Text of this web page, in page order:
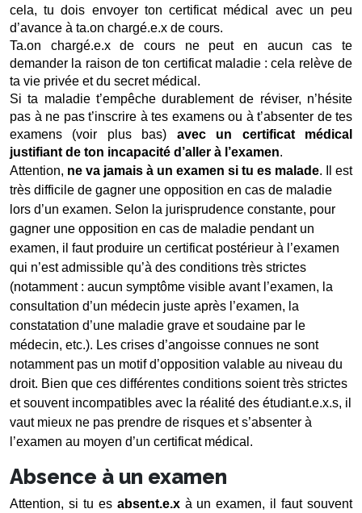
cela, tu dois envoyer ton certificat médical avec un peu
d’avance à ta.on chargé.e.x de cours.
Ta.on chargé.e.x de cours ne peut en aucun cas te
demander la raison de ton certificat maladie : cela relève de
ta vie privée et du secret médical.
Si ta maladie t’empêche durablement de réviser, n’hésite
pas à ne pas t’inscrire à tes examens ou à t’absenter de tes
examens (voir plus bas) avec un certificat médical
justifiant de ton incapacité d’aller à l’examen.
Attention, ne va jamais à un examen si tu es malade. Il est
très difficile de gagner une opposition en cas de maladie
lors d’un examen. Selon la jurisprudence constante, pour
gagner une opposition en cas de maladie pendant un
examen, il faut produire un certificat postérieur à l’examen
qui n’est admissible qu’à des conditions très strictes
(notamment : aucun symptôme visible avant l’examen, la
consultation d’un médecin juste après l’examen, la
constatation d’une maladie grave et soudaine par le
médecin, etc.). Les crises d’angoisse connues ne sont
notamment pas un motif d’opposition valable au niveau du
droit. Bien que ces différentes conditions soient très strictes
et souvent incompatibles avec la réalité des étudiant.e.x.s, il
vaut mieux ne pas prendre de risques et s’absenter à
l’examen au moyen d’un certificat médical.
Absence à un examen
Attention, si tu es absent.e.x à un examen, il faut souvent